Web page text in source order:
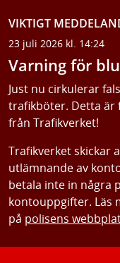
VIKTIGT
23 juli 2026 kl. 14:24
Varning för
Just nu cirkulerar
trafikböter. Detta är
från Trafikverket!
Trafikverket skickar
utlämnande av
betala inte in några
kontouppgifter. Läs
på polisens